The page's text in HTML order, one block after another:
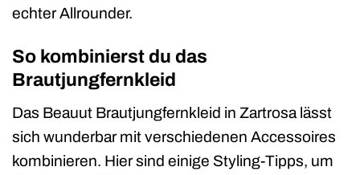
echter Allrounder.
So kombinierst du das
Brautjungfernkleid
Das Beauut Brautjungfernkleid in Zartrosa lässt
sich wunderbar mit verschiedenen Accessoires
kombinieren. Hier sind einige Styling-Tipps, um